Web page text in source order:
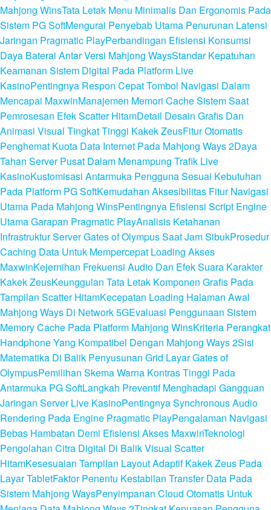
Mahjong WinsTata Letak Menu Minimalis Dan Ergonomis Pada
Sistem PG SoftMengurai Penyebab Utama Penurunan Latensi
Jaringan Pragmatic PlayPerbandingan Efisiensi Konsumsi
Daya Baterai Antar Versi Mahjong WaysStandar Kepatuhan
Keamanan Sistem Digital Pada Platform Live
KasinoPentingnya Respon Cepat Tombol Navigasi Dalam
Mencapai MaxwinManajemen Memori Cache Sistem Saat
Pemrosesan Efek Scatter HitamDetail Desain Grafis Dan
Animasi Visual Tingkat Tinggi Kakek ZeusFitur Otomatis
Penghemat Kuota Data Internet Pada Mahjong Ways 2Daya
Tahan Server Pusat Dalam Menampung Trafik Live
KasinoKustomisasi Antarmuka Pengguna Sesuai Kebutuhan
Pada Platform PG SoftKemudahan Aksesibilitas Fitur Navigasi
Utama Pada Mahjong WinsPentingnya Efisiensi Script Engine
Utama Garapan Pragmatic PlayAnalisis Ketahanan
Infrastruktur Server Gates of Olympus Saat Jam SibukProsedur
Caching Data Untuk Mempercepat Loading Akses
MaxwinKejernihan Frekuensi Audio Dan Efek Suara Karakter
Kakek ZeusKeunggulan Tata Letak Komponen Grafis Pada
Tampilan Scatter HitamKecepatan Loading Halaman Awal
Mahjong Ways Di Network 5GEvaluasi Penggunaan Sistem
Memory Cache Pada Platform Mahjong WinsKriteria Perangkat
Handphone Yang Kompatibel Dengan Mahjong Ways 2Sisi
Matematika Di Balik Penyusunan Grid Layar Gates of
OlympusPemilihan Skema Warna Kontras Tinggi Pada
Antarmuka PG SoftLangkah Preventif Menghadapi Gangguan
Jaringan Server Live KasinoPentingnya Synchronous Audio
Rendering Pada Engine Pragmatic PlayPengalaman Navigasi
Bebas Hambatan Demi Efisiensi Akses MaxwinTeknologi
Pengolahan Citra Digital Di Balik Visual Scatter
HitamKesesuaian Tampilan Layout Adaptif Kakek Zeus Pada
Layar TabletFaktor Penentu Kestabilan Transfer Data Pada
Sistem Mahjong WaysPenyimpanan Cloud Otomatis Untuk